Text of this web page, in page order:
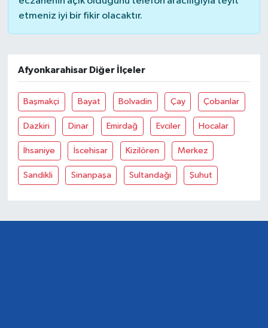
etmeniz iyi bir fikir olacaktır.
Afyonkarahisar Diğer İlçeler
Başmakçi Bayat Bolvadin Çay Çobanlar
Dazkiri Dinar Emirdağ Evciler Hocalar
İhsaniye İscehisar Kizilören Merkez
Sandikli Sinanpaşa Sultandaği Şuhut